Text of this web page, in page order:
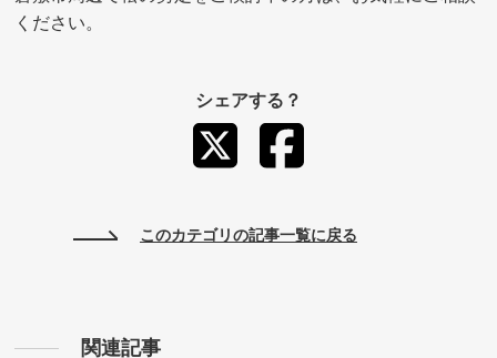
ください。
シェアする？
このカテゴリの記事一覧に戻る
関連記事